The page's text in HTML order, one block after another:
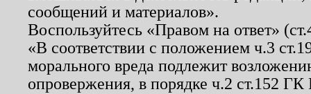
сообщений и материалов».
Воспользуйтесь «Правом на ответ»
«В соответствии с положением ч.3
морального вреда подлежит
опровержения, в порядке ч.2 ст.152